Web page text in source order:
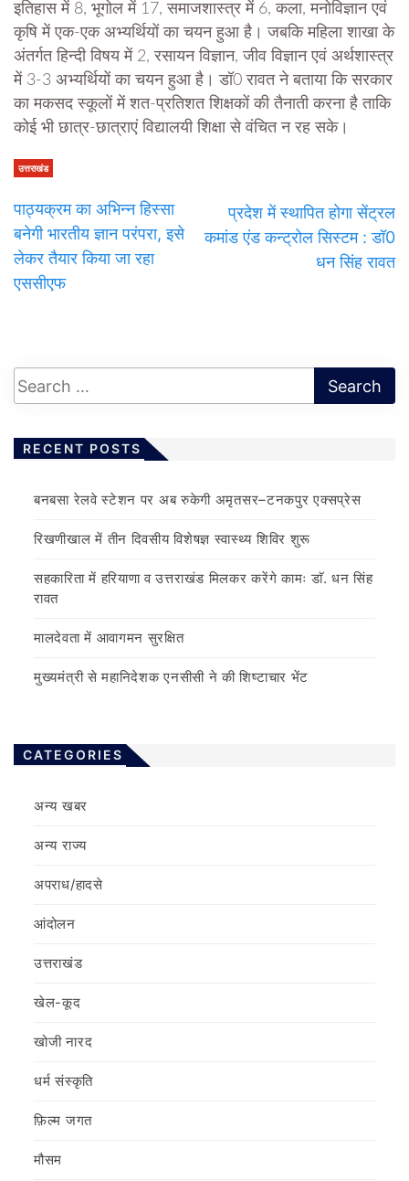
इतिहास में 8, भूगोल में 17, समाजशास्त्र में 6, कला, मनोविज्ञान एवं
कृषि में एक-एक अभ्यर्थियों का चयन हुआ है। जबकि महिला शाखा के
अंतर्गत हिन्दी विषय में 2, रसायन विज्ञान, जीव विज्ञान एवं अर्थशास्त्र
में 3-3 अभ्यर्थियों का चयन हुआ है। डॉ0 रावत ने बताया कि सरकार
का मकसद स्कूलों में शत-प्रतिशत शिक्षकों की तैनाती करना है ताकि
कोई भी छात्र-छात्राएं विद्यालयी शिक्षा से वंचित न रह सके।
उत्तराखंड
पाठ्यक्रम का अभिन्न हिस्सा
बनेगी भारतीय ज्ञान परंपरा, इसे
लेकर तैयार किया जा रहा
एससीएफ
प्रदेश में स्थापित होगा सेंट्रल
कमांड एंड कन्ट्रोल सिस्टम : डॉ0
धन सिंह रावत
RECENT POSTS
बनबसा रेलवे स्टेशन पर अब रुकेगी अमृतसर–टनकपुर एक्सप्रेस
रिखणीखाल में तीन दिवसीय विशेषज्ञ स्वास्थ्य शिविर शुरू
सहकारिता में हरियाणा व उत्तराखंड मिलकर करेंगे कामः डाॅ. धन सिंह
रावत
मालदेवता में आवागमन सुरक्षित
मुख्यमंत्री से महानिदेशक एनसीसी ने की शिष्टाचार भेंट
CATEGORIES
अन्य खबर
अन्य राज्य
अपराध/हादसे
आंदोलन
उत्तराखंड
खेल-कूद
खोजी नारद
धर्म संस्कृति
फ़िल्‍म जगत
मौसम